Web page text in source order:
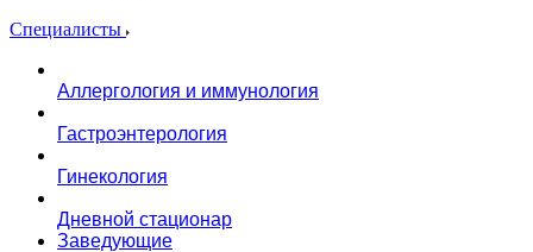
Специалисты
Аллергология и иммунология
Гастроэнтерология
Гинекология
Дневной стационар
Заведующие